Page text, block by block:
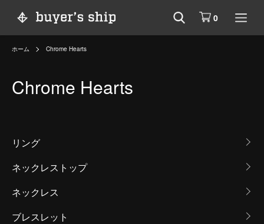
0
ホーム Chrome Hearts
Chrome Hearts
リング
ネックレストップ
ネックレス
ブレスレット